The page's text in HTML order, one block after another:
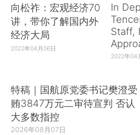
向松祚：宏观经济70
讲，带你了解国内外
经济大局
2022年04月06日
In
Staff,
2022年04
特稿｜国航原党委书记樊澄受
贿3847万元二审待宣判 否认
大多数指控
2026年08月07日